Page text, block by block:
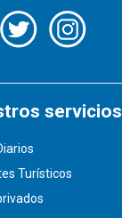
servicios
Turísticos